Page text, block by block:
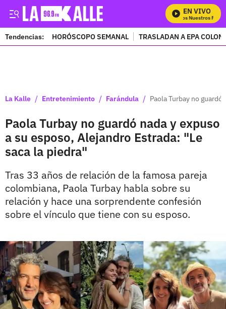
EN VIVO
Mira Todos Nuestros
Tendencias: HORÓSCOPO SEMANAL TRASLADAN A EPA
La Kalle / Entretenimiento / Farándula / Paola Turbay no
Paola Turbay no guardó nada y expuso
a su esposo, Alejandro Estrada: "Le
saca la piedra"
Tras 33 años de relación de la famosa pareja
colombiana, Paola Turbay habla sobre su
relación y hace una sorprendente confesión
sobre el vínculo que tiene con su esposo.